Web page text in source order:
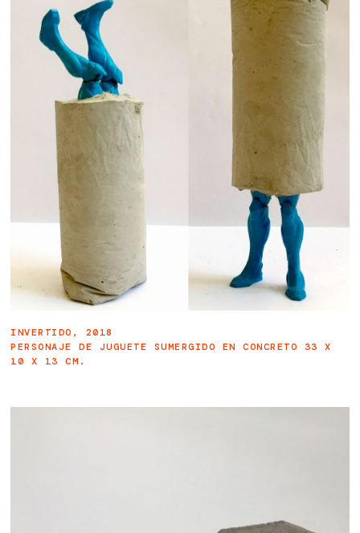
INVERTIDO, 2018
PERSONAJE DE JUGUETE SUMERGIDO EN CONCRETO 33 X
10 X 13 CM.